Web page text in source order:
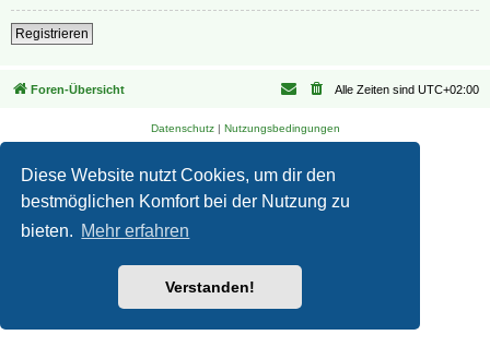
Diese Website nutzt Cookies, um dir den
bestmöglichen Komfort bei der Nutzung zu
bieten. Mehr erfahren
Verstanden!
Registrieren
Foren-Übersicht Alle Zeiten sind UTC+02:00
Datenschutz| Nutzungsbedingungen